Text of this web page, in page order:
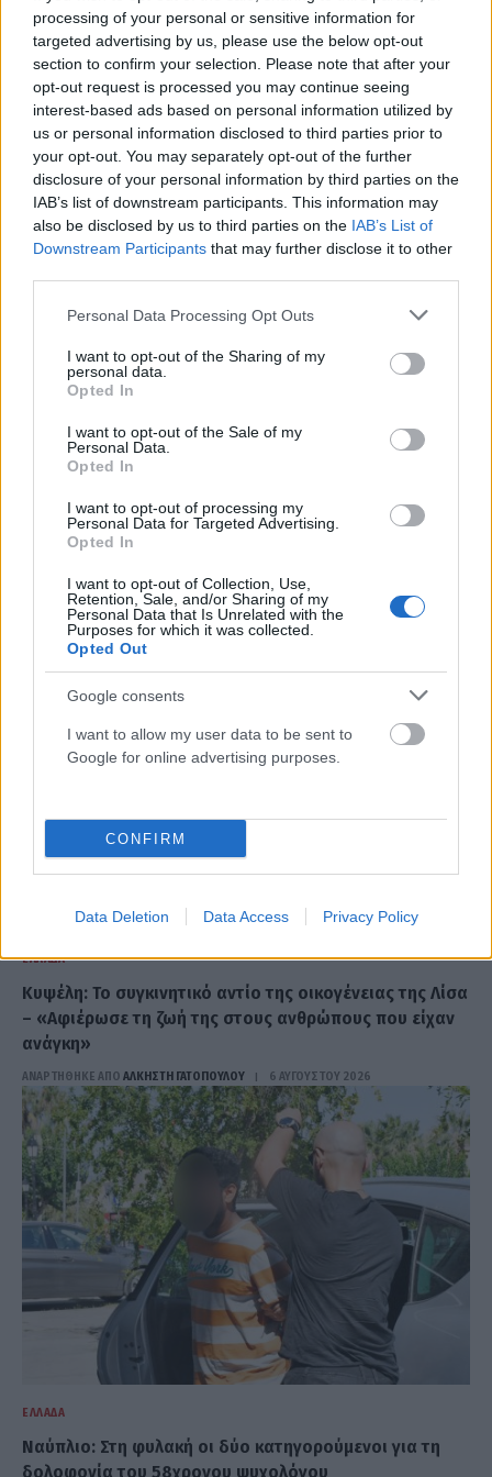
processing of your personal or sensitive information for
targeted advertising by us, please use the below opt-out
section to confirm your selection. Please note that after your
opt-out request is processed you may continue seeing
interest-based ads based on personal information utilized by
us or personal information disclosed to third parties prior to
your opt-out. You may separately opt-out of the further
disclosure of your personal information by third parties on the
IAB’s list of downstream participants. This information may
also be disclosed by us to third parties on the IAB’s List of
Downstream Participants that may further disclose it to other
Please note that this website/app uses one or more Google
not limited to your visit or usage behaviour. You may click to
grant or deny consent to Google and its third-party tags to
use your data for below specified purposes in below Google
consent section.
Personal Data Processing Opt Outs
I want to opt-out of the Sharing of my
personal data.
Opted In
I want to opt-out of the Sale of my
Personal Data.
Opted In
I want to opt-out of processing my
Personal Data for Targeted Advertising.
Opted In
I want to opt-out of Collection, Use,
Retention, Sale, and/or Sharing of my
Personal Data that Is Unrelated with the
Purposes for which it was collected.
Opted Out
Google consents
I want to allow my user data to be sent to
Google for online advertising purposes.
CONFIRM
Data Deletion Data Access Privacy Policy
georgiosxt@gmail.com
ΣΧΕΤΙΚΑΑΡΘΡΑ
– Αύριο οδηγείται στην Εισαγγελία
ΑΝΑΡΤΗΘΗΚΕ ΑΠΟΆΛΚΗΣΤΗ ΓΑΤΟΠΟΎΛΟΥ 6 ΑΥΓΟΎΣΤΟΥ 2026
ΕΛΛΆΔΑ
Κυψέλη: Το συγκινητικό αντίο της οικογένειας της Λίσα
– «Αφιέρωσε τη ζωή της στους ανθρώπους που είχαν
ανάγκη»
ΑΝΑΡΤΗΘΗΚΕ ΑΠΟ ΆΛΚΗΣΤΗ ΓΑΤΟΠΟΎΛΟΥ 6 ΑΥΓΟΎΣΤΟΥ 2026
ΕΛΛΆΔΑ
Ναύπλιο: Στη φυλακή οι δύο κατηγορούμενοι για τη
δολοφονία του 58χρονου ψυχολόγου